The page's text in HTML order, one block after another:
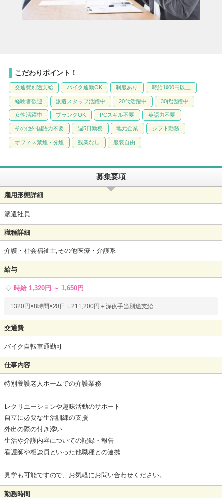
こだわりポイント！
交通費別途支給 バイク通勤OK 制服あり 時給1000円以上
経験者歓迎 派遣スタッフ活躍中 20代活躍中 30代活躍中
女性活躍中 ブランクOK PCスキル不要 英語力不要
その他外国語力不要 週5日勤務 地元企業 シフト勤務
オフィス禁煙・分煙 残業なし 服装自由
募集要項
雇用形態詳細
派遣社員
職種詳細
介護・社会福祉士,その他医療・介護系
給与
時給 1,320円 ～ 1,650円
1320円×8時間×20日＝211,200円＋深夜手当別途支給
交通費
バイク自転車通勤可
仕事内容
特別養護老人ホームでの介護業務
レクリエーションや趣味活動のサポート
自立に必要な生活訓練の支援
外出の際の付き添い
生活や介護内容についての記録・報告
看護師や相談員といった他職種との連携
見学も可能ですので、お気軽にお問い合わせください。
勤務時間